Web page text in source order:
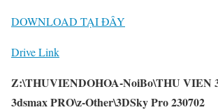
DOWNLOAD TẠI ĐÂY
Drive Link
Z:\THUVIENDOHOA-NoiBo\THU VIEN
3dsmax PRO\z-Other\3DSky Pro 230702